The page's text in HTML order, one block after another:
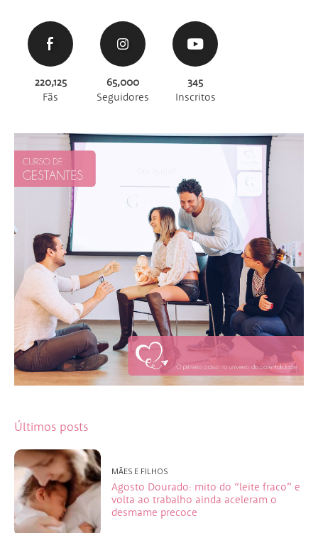
220,125
Fãs
65,000
Seguidores
345
Inscritos
Últimos posts
MÃES E FILHOS
Agosto Dourado: mito do “leite fraco” e
volta ao trabalho ainda aceleram o
desmame precoce